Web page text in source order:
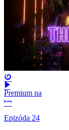
Premium na
Epizóda 24